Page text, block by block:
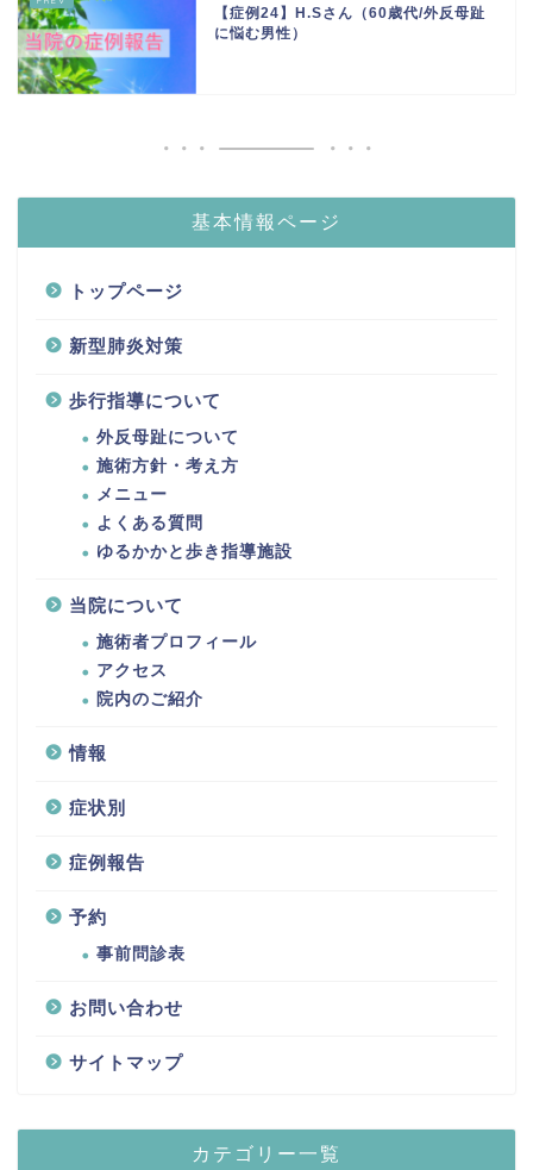
【症例24】H.Sさん（60歳代/外反母趾
に悩む男性）
基本情報ページ
トップページ
新型肺炎対策
歩行指導について
外反母趾について
施術方針・考え方
メニュー
よくある質問
ゆるかかと歩き指導施設
当院について
施術者プロフィール
アクセス
院内のご紹介
情報
症状別
症例報告
予約
事前問診表
お問い合わせ
サイトマップ
カテゴリー一覧